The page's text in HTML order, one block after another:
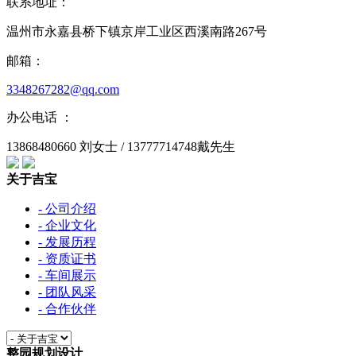
温州市永嘉县桥下镇京岸工业区西溪南路267号
邮箱：
3348267282@qq.com
办公电话 ：
13868480660 刘女士 / 13777714748戴先生
关于吉宝
- 公司介绍
- 企业文化
- 发展历程
- 资质证书
- 车间展示
- 团队风采
- 合作伙伴
整园规划设计